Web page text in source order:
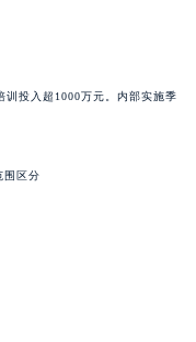
训投入超1000万元。内部实施季
围区分